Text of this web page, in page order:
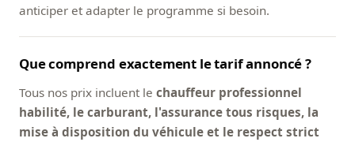
anticiper et adapter le programme si besoin.
Que comprend exactement le tarif annoncé ?
Tous nos prix incluent le chauffeur professionnel
habilité, le carburant, l'assurance tous risques, la
mise à disposition du véhicule et le respect strict